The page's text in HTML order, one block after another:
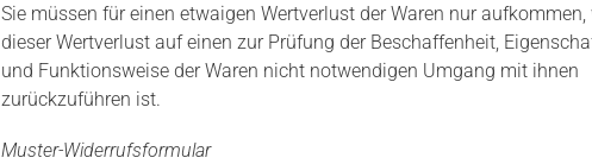
Sie müssen für einen etwaigen Wertverlust der Waren nur aufkommen,
dieser Wertverlust auf einen zur Prüfung der Beschaffenheit,
und Funktionsweise der Waren nicht notwendigen Umgang mit ihnen
zurückzuführen ist.
Muster-Widerrufsformular